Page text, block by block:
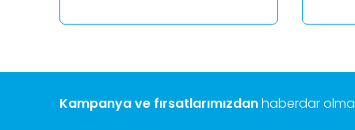
Kampanya ve fırsatlarımızdanhaberdar